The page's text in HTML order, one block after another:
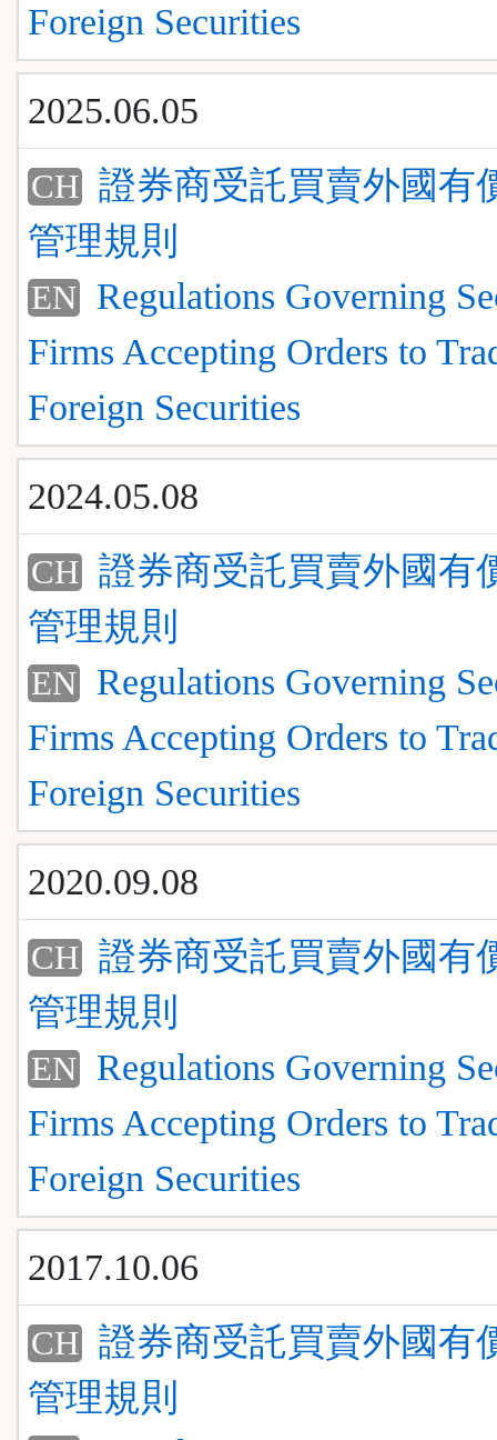
Foreign Securities
2025.06.05
CH 證券商受託買賣外國有
管理規則
EN Regulations Governing
Firms Accepting Orders to
Foreign Securities
2024.05.08
CH 證券商受託買賣外國有
管理規則
EN Regulations Governing
Firms Accepting Orders to
Foreign Securities
2020.09.08
CH 證券商受託買賣外國有
管理規則
EN Regulations Governing
Firms Accepting Orders to
Foreign Securities
2017.10.06
CH 證券商受託買賣外國有
管理規則